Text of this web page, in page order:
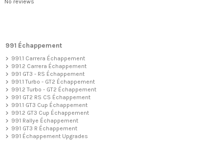
No reviews
991 Échappement
991.1 Carrera Échappement
991.2 Carrera Échappement
991 GT3 - RS Échappement
991.1 Turbo - GT2 Échappement
991.2 Turbo - GT2 Échappement
991 GT2 RS CS Échappement
991.1 GT3 Cup Échappement
991.2 GT3 Cup Échappement
991 Rallye Échappement
991 GT3 R Échappement
991 Échappement Upgrades